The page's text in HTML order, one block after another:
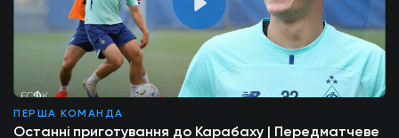
ПЕРША КОМАНДА
Останні приготування до Карабаху | Передматчеве